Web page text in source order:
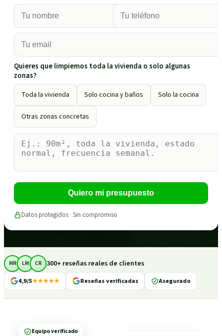
Quieres que limpiemos toda la vivienda o solo algunas
zonas?
Toda la vivienda Solo cocina y baños Solo la cocina
Otras zonas concretas
Quiero mi presupuesto
Datos protegidos · Sin compromiso
MR LM CR 300+ reseñas reales de clientes
4,9/5★★★★★ Reseñas verificadas Asegurado
Equipo verificado